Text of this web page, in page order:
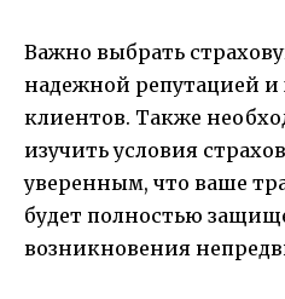
Важно выбрать
надежной репутацией
клиентов. Также
изучить условия
уверенным, что ваше
будет полностью
возникновения